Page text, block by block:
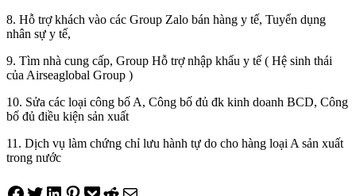
8. Hỗ trợ khách vào các Group Zalo bán hàng y tế, Tuyển dụng
nhân sự y tế,
9. Tìm nhà cung cấp, Group Hỗ trợ nhập khẩu y tế ( Hệ sinh thái
của Airseaglobal Group )
10. Sửa các loại công bố A, Công bố đủ đk kinh doanh BCD, Công
bố đủ điều kiện sản xuất
11. Dịch vụ làm chứng chỉ lưu hành tự do cho hàng loại A sản xuất
trong nước